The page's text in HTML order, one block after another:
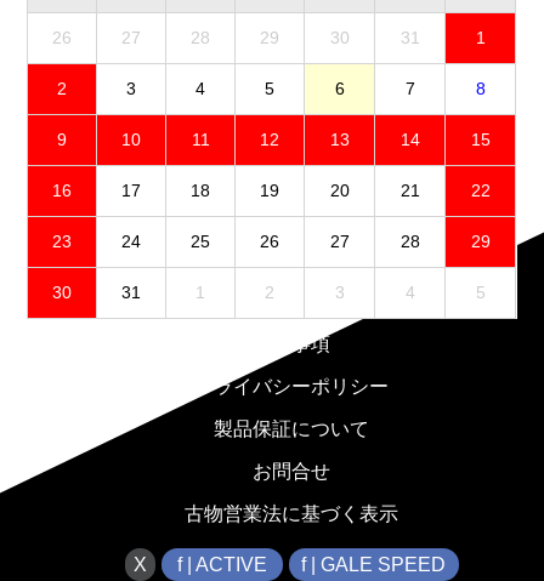
26 27 28 29 30 31 1
2 3 4 5 6 7 8
9 10 11 12 13 14 15
16 17 18 19 20 21 22
23 24 25 26 27 28 29
30 31 1 2 3 4 5
免責事項
プライバシーポリシー
製品保証について
お問合せ
古物営業法に基づく表示
X f | ACTIVE f | GALE SPEED